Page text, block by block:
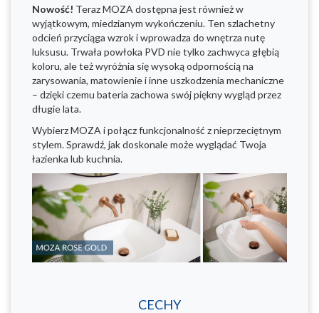
Nowość! Teraz MOZA dostępna jest również w
wyjątkowym, miedzianym wykończeniu. Ten szlachetny
odcień przyciąga wzrok i wprowadza do wnętrza nutę
luksusu. Trwała powłoka PVD nie tylko zachwyca głębią
koloru, ale też wyróżnia się wysoką odpornością na
zarysowania, matowienie i inne uszkodzenia mechaniczne
– dzięki czemu bateria zachowa swój piękny wygląd przez
długie lata.
Wybierz MOZA i połącz funkcjonalność z nieprzeciętnym
stylem. Sprawdź, jak doskonale może wyglądać Twoja
łazienka lub kuchnia.
CECHY